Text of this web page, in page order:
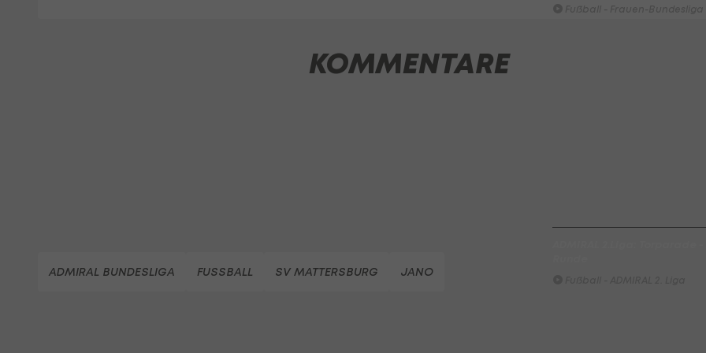
KOMMENTARE
ADMIRAL BUNDESLIGA FUSSBALL SV MATTERSBURG JANO